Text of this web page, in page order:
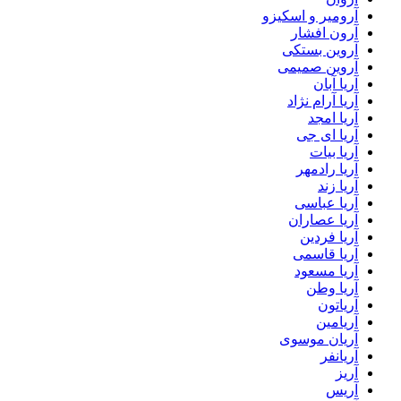
آرومیر و اسکیزو
آرون افشار
آروین بستکی
آروین صمیمی
آریا آبان
آریا آرام نژاد
آریا امجد
آریا ای جی
آریا بیات
آریا رادمهر
آریا زند
آریا عباسی
آریا عصاران
آریا فردین
آریا قاسمی
آریا مسعود
آریا وطن
آریاتون
آریامین
آریان موسوی
آریانفر
آریز
آریس